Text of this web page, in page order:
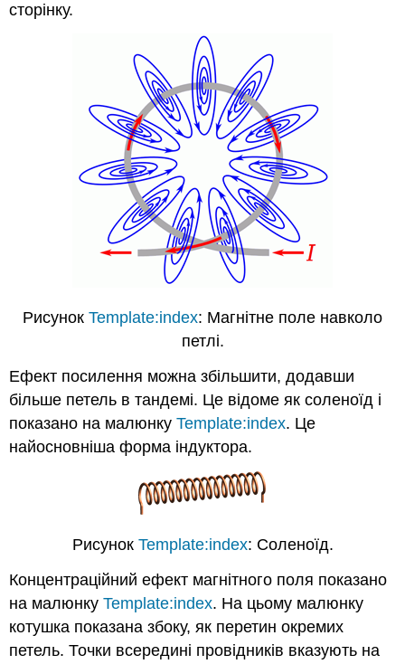
сторінку.
Рисунок Template:index: Магнітне поле навколо
петлі.
Ефект посилення можна збільшити, додавши
більше петель в тандемі. Це відоме як соленоїд і
показано на малюнкуTemplate:index. Це
найосновніша форма індуктора.
Рисунок Template:index: Соленоїд.
Концентраційний ефект магнітного поля показано
на малюнкуTemplate:index. На цьому малюнку
котушка показана збоку, як перетин окремих
петель. Точки всередині провідників вказують на